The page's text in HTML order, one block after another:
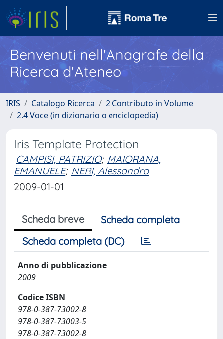
Benvenuti nell'Anagrafe della
Ricerca d'Ateneo
IRIS Catalogo Ricerca
2 Contributo in Volume
2.4 Voce (in dizionario o enciclopedia)
Iris Template Protection
CAMPISI, PATRIZIO; MAIORANA,
EMANUELE; NERI, Alessandro
2009-01-01
Scheda breve
Scheda completa
Scheda completa (DC)
Anno di pubblicazione
2009
Codice ISBN
978-0-387-73002-8
978-0-387-73003-5
978-0-387-73002-8